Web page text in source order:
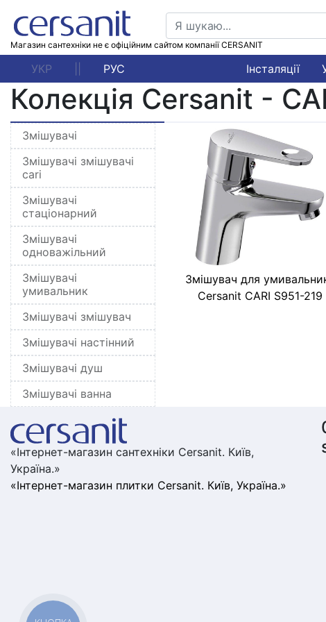
Магазин сантехніки не є офіційним сайтом компанії CERSANIT
УКР РУС Інсталяції
Колекція Cersanit -
Змішувачі
Змішувачі змішувачі
cаri
Змішувачі
стаціонарний
Змішувачі
одноважільний
Змішувачі
умивальник
Змішувачі змішувач
Змішувачі настінний
Змішувачі душ
Змішувачі ванна
Змішувач для
Cersanit CАRI S951-219
«Інтернет-магазин сантехніки Cersanit. Київ,
Україна.»
«Інтернет-магазин плитки Cersanit. Київ, Україна.»